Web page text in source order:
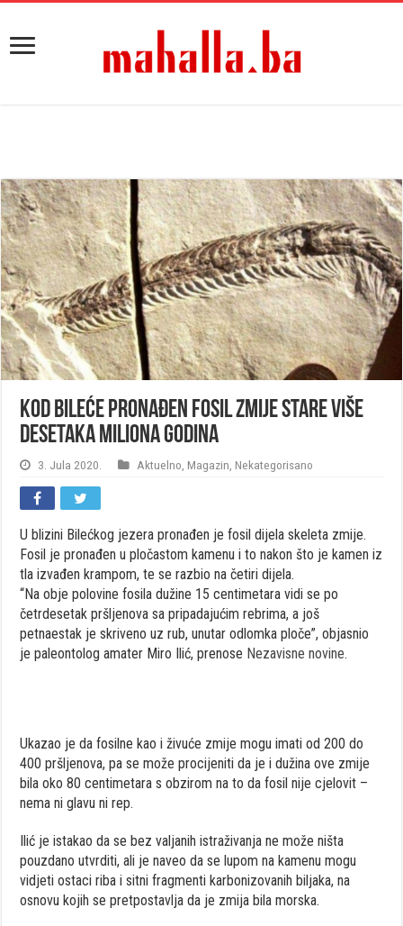
Kod Bileće pronađen fosil zmije stare više
desetaka miliona godina
3. Jula 2020. Aktuelno Magazin Nekategorisano
U blizini Bilećkog jezera pronađen je fosil dijela skeleta zmije.
Fosil je pronađen u pločastom kamenu i to nakon što je kamen iz
tla izvađen krampom, te se razbio na četiri dijela.
“Na obje polovine fosila dužine 15 centimetara vidi se po
četrdesetak pršljenova sa pripadajućim rebrima, a još
petnaestak je skriveno uz rub, unutar odlomka ploče”, objasnio
je paleontolog amater Miro Ilić, prenose Nezavisne novine.
Ukazao je da fosilne kao i živuće zmije mogu imati od 200 do
400 pršljenova, pa se može procijeniti da je i dužina ove zmije
bila oko 80 centimetara s obzirom na to da fosil nije cjelovit –
nema ni glavu ni rep.
Ilić je istakao da se bez valjanih istraživanja ne može ništa
pouzdano utvrditi, ali je naveo da se lupom na kamenu mogu
vidjeti ostaci riba i sitni fragmenti karbonizovanih biljaka, na
osnovu kojih se pretpostavlja da je zmija bila morska.